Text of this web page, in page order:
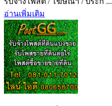
อ่านเพิ่มเติม